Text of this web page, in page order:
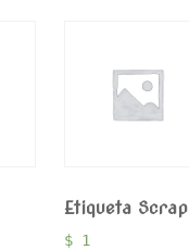
Etiqueta Scrap
$1